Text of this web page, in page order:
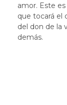
amor. Este
que tocará el
del don de la
demás.